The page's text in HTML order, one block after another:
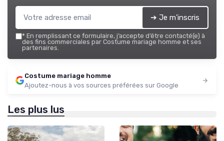
➔ Je m'inscris
* En remplissant ce formulaire, j’accepte d’être contacté(e) à
des fins commerciales par Costume mariage homme et ses
partenaires.
Costume mariage homme
Ajoutez-nous à vos sources préférées sur Google
Les plus lus